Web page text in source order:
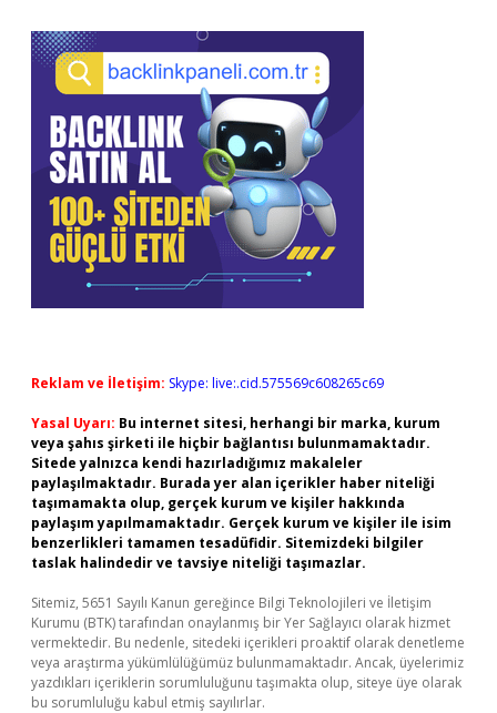
Reklam ve İletişim: Skype: live:.cid.575569c608265c69
Yasal Uyarı: Bu internet sitesi, herhangi bir marka, kurum
veya şahıs şirketi ile hiçbir bağlantısı bulunmamaktadır.
Sitede yalnızca kendi hazırladığımız makaleler
paylaşılmaktadır. Burada yer alan içerikler haber niteliği
taşımamakta olup, gerçek kurum ve kişiler hakkında
paylaşım yapılmamaktadır. Gerçek kurum ve kişiler ile isim
benzerlikleri tamamen tesadüfidir. Sitemizdeki bilgiler
taslak halindedir ve tavsiye niteliği taşımazlar.
Sitemiz, 5651 Sayılı Kanun gereğince Bilgi Teknolojileri ve İletişim
Kurumu (BTK) tarafından onaylanmış bir Yer Sağlayıcı olarak hizmet
vermektedir. Bu nedenle, sitedeki içerikleri proaktif olarak denetleme
veya araştırma yükümlülüğümüz bulunmamaktadır. Ancak, üyelerimiz
yazdıkları içeriklerin sorumluluğunu taşımakta olup, siteye üye olarak
bu sorumluluğu kabul etmiş sayılırlar.